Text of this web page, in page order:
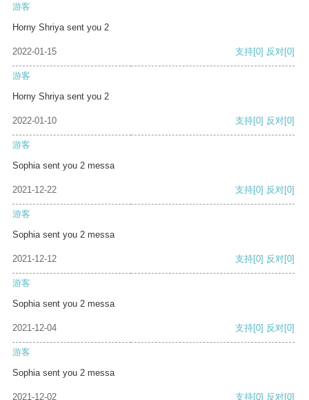
游客
Horny Shriya sent you 2
2022-01-15 支持[0] 反对[0]
游客
Horny Shriya sent you 2
2022-01-10 支持[0] 反对[0]
游客
Sophia sent you 2 messa
2021-12-22 支持[0] 反对[0]
游客
Sophia sent you 2 messa
2021-12-12 支持[0] 反对[0]
游客
Sophia sent you 2 messa
2021-12-04 支持[0] 反对[0]
游客
Sophia sent you 2 messa
2021-12-02 支持[0] 反对[0]